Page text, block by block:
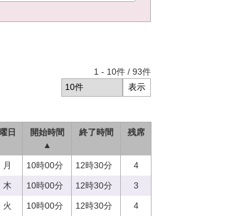
1 - 10件 / 93件
曜日
開始時間
▲
終了時間 残席
月 10時00分 12時30分 4
木 10時00分 12時30分 3
火 10時00分 12時30分 4